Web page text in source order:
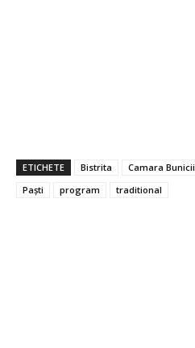
ETICHETE Bistrita Camara Bunicii
Paști
program traditional